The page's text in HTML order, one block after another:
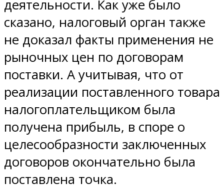
деятельности. Как уже было
сказано, налоговый орган также
не доказал факты применения не
рыночных цен по договорам
поставки. А учитывая, что от
реализации поставленного товара
налогоплательщиком была
получена прибыль, в споре о
целесообразности заключенных
договоров окончательно была
поставлена точка.